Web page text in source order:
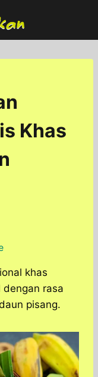
Khas
khas
dengan rasa
pisang.